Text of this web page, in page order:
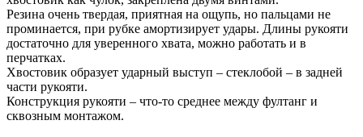
Резина очень твердая, приятная на ощупь, но пальцами не
проминается, при рубке амортизирует удары. Длины рукояти
достаточно для уверенного хвата, можно работать и в
перчатках.
Хвостовик образует ударный выступ – стеклобой – в задней
части рукояти.
Конструкция рукояти – что-то среднее между фултанг и
сквозным монтажом.